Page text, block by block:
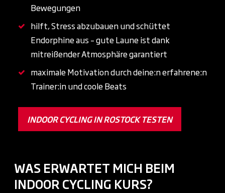
Bewegungen
hilft, Stress abzubauen und schüttet
Endorphine aus – gute Laune ist dank
mitreißender Atmosphäre garantiert
maximale Motivation durch deine:n erfahrene:n
Trainer:in und coole Beats
INDOOR CYCLING IN ROSTOCK TESTEN
WAS ERWARTET MICH BEIM
INDOOR CYCLING KURS?